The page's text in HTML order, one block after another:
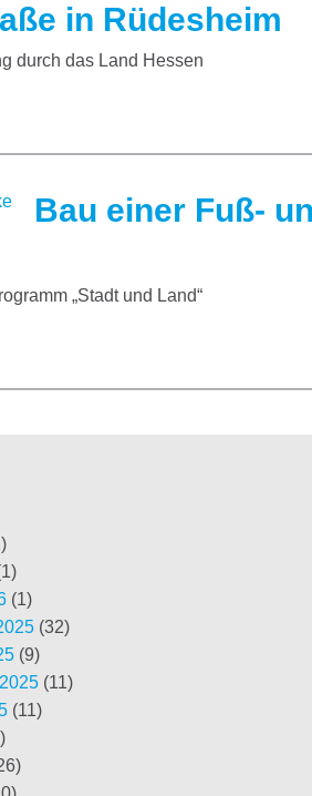
in Rüdesheim
durch das Land Hessen
Bau einer Fuß-
„Stadt und Land“
(1)
(32)
(9)
(11)
(11)